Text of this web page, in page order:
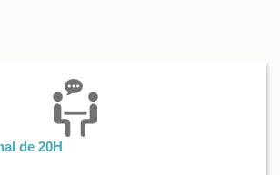
de 20H